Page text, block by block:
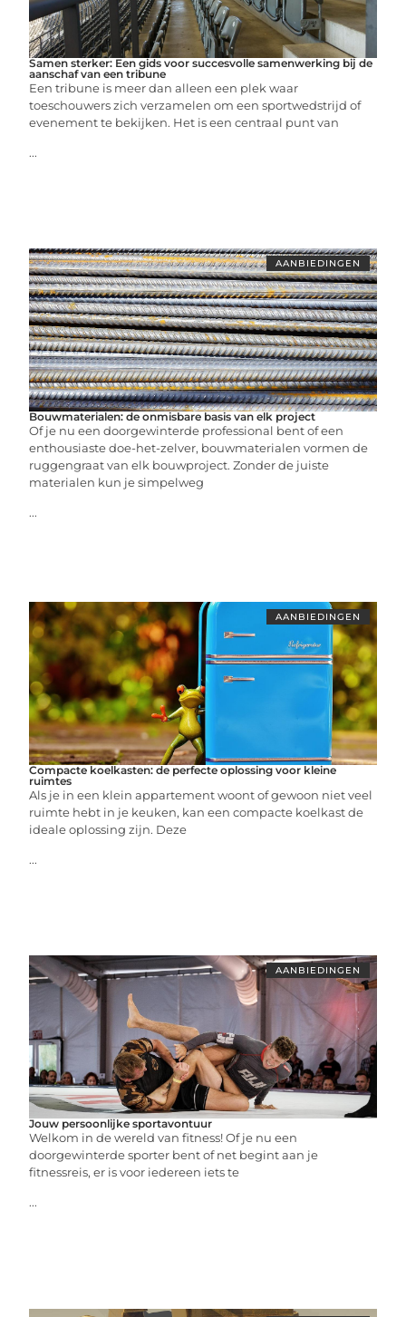
Samen sterker: Een gids voor succesvolle samenwerking bij de
aanschaf van een tribune
Een tribune is meer dan alleen een plek waar
toeschouwers zich verzamelen om een sportwedstrijd of
evenement te bekijken. Het is een centraal punt van
...
AANBIEDINGEN
Bouwmaterialen: de onmisbare basis van elk project
Of je nu een doorgewinterde professional bent of een
enthousiaste doe-het-zelver, bouwmaterialen vormen de
ruggengraat van elk bouwproject. Zonder de juiste
materialen kun je simpelweg
...
AANBIEDINGEN
Compacte koelkasten: de perfecte oplossing voor kleine
ruimtes
Als je in een klein appartement woont of gewoon niet veel
ruimte hebt in je keuken, kan een compacte koelkast de
ideale oplossing zijn. Deze
...
AANBIEDINGEN
Jouw persoonlijke sportavontuur
Welkom in de wereld van fitness! Of je nu een
doorgewinterde sporter bent of net begint aan je
fitnessreis, er is voor iedereen iets te
...